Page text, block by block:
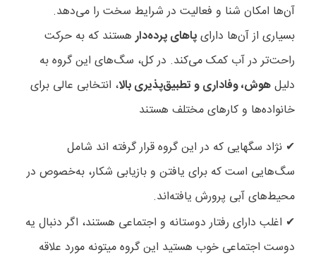
آن‌ها امکان شنا و فعالیت در شرایط سخت را می‌دهد.
بسیاری از آن‌ها دارایپاهای پرده‌دارهستند که به حرکت
راحت‌تر در آب کمک می‌کند. در کل، سگ‌های این گروه به
دلیلهوش، وفاداری و تطبیق‌پذیری بالا، انتخابی عالی برای
خانواده‌ها و کارهای مختلف هستند
✔ نژاد سگهایی که در این گروه قرار گرفته اند شامل
سگ‌هایی است که برای یافتن و بازیابی شکار، به‌خصوص در
محیط‌های آبی پرورش یافته‌اند.
✔ اغلب دارای رفتار دوستانه و اجتماعی هستند، اگر دنبال یه
دوست اجتماعی خوب هستید این گروه میتونه مورد علاقه